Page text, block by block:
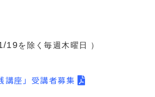
19を除く毎週木曜日 ）
講座」受講者募集